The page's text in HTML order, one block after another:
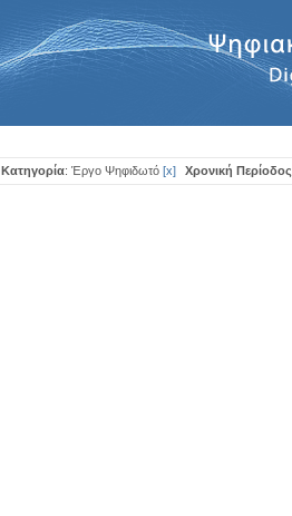
Κατηγορία: Έργο Ψηφιδωτό [x] Χρονική Περίοδος